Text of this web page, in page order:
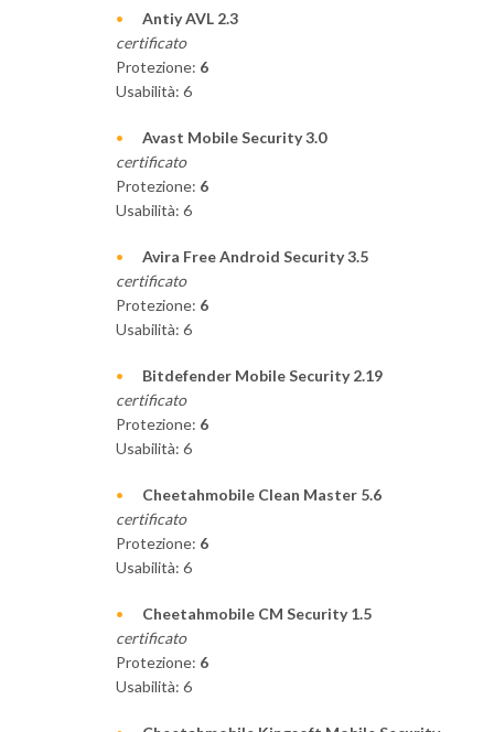
Antiy AVL 2.3
certificato
Protezione: 6
Usabilità: 6
Avast Mobile Security 3.0
certificato
Protezione: 6
Usabilità: 6
Avira Free Android Security 3.5
certificato
Protezione: 6
Usabilità: 6
Bitdefender Mobile Security 2.19
certificato
Protezione: 6
Usabilità: 6
Cheetahmobile Clean Master 5.6
certificato
Protezione: 6
Usabilità: 6
Cheetahmobile CM Security 1.5
certificato
Protezione: 6
Usabilità: 6